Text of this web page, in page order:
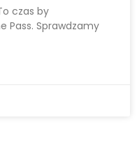
czas by
Pass. Sprawdzamy